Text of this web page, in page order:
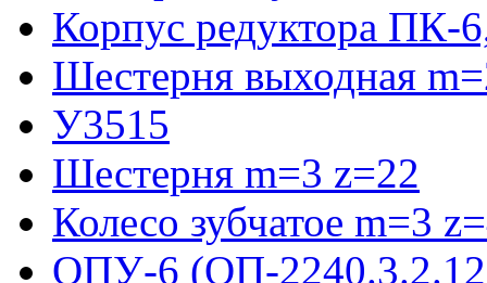
Корпус редуктора ПК-
Шестерня выходная
У3515
Шестерня m=3 z=22
Колесо зубчатое m=3
ОПУ-6 (ОП-